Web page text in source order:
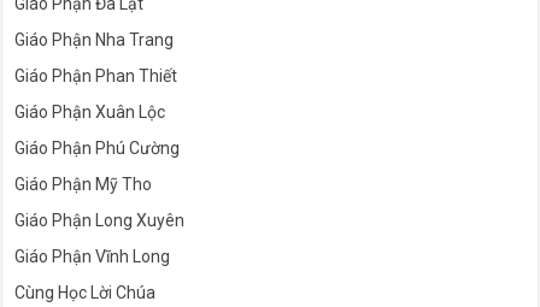
Giáo Phận Đà Lạt
Giáo Phận Nha Trang
Giáo Phận Phan Thiết
Giáo Phận Xuân Lộc
Giáo Phận Phú Cường
Giáo Phận Mỹ Tho
Giáo Phận Long Xuyên
Giáo Phận Vĩnh Long
Cùng Học Lời Chúa